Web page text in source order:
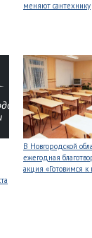
меняют сантехнику
В Новгородской
ежегодная
акция «Готовимся